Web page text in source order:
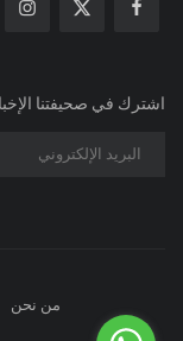
اشترك في صحيفتنا
من نحن